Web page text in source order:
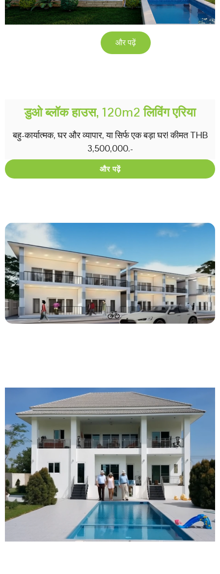
और पढ़ें
डुओ ब्लॉक हाउस, 120m2 लिविंग एरिया
बहु-कार्यात्मक, घर और व्यापार, या सिर्फ एक बड़ा घर! कीमत THB
3,500,000.-
और पढ़ें